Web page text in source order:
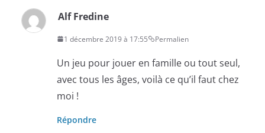
Alf Fredine
1 décembre 2019 à 17:55 Permalien
Un jeu pour jouer en famille ou tout seul,
avec tous les âges, voilà ce qu’il faut chez
moi !
Répondre